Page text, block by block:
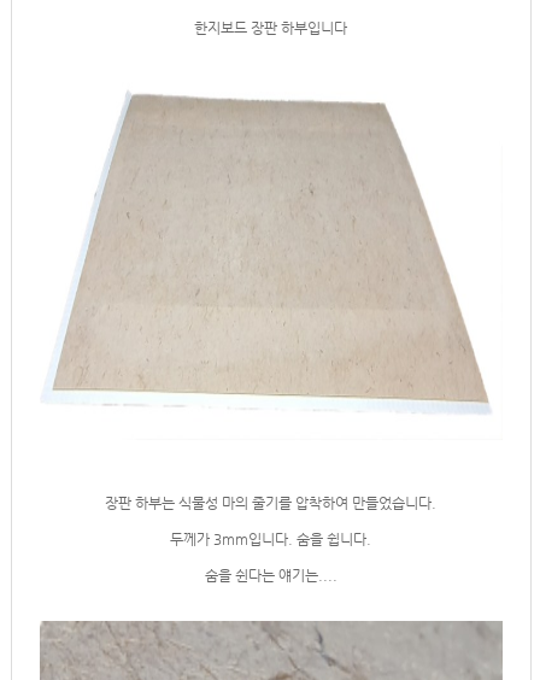
한지보드 장판 하부입니다
장판 하부는 식물성 마의 줄기를 압착하여 만들었습니다.
두께가 3mm입니다. 숨을 쉽니다.
숨을 쉰다는 얘기는....